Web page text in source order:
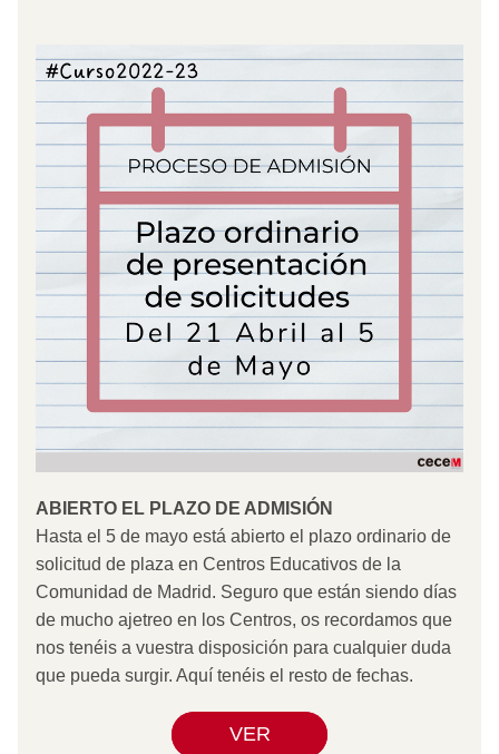
ABIERTO EL PLAZO DE ADMISIÓN
Hasta el 5 de mayo está abierto el plazo ordinario de
solicitud de plaza en Centros Educativos de la
Comunidad de Madrid. Seguro que están siendo días
de mucho ajetreo en los Centros, os recordamos que
nos tenéis a vuestra disposición para cualquier duda
que pueda surgir. Aquí tenéis el resto de fechas.
VER